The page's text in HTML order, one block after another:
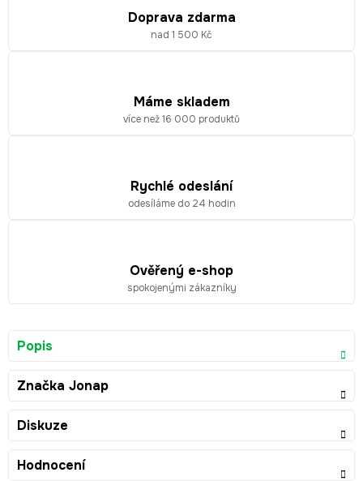
Doprava zdarma
nad 1 500 Kč
Máme skladem
více než 16 000 produktů
Rychlé odeslání
odesíláme do 24 hodin
Ověřený e-shop
spokojenými zákazníky
Popis
Značka Jonap
Diskuze
Hodnocení